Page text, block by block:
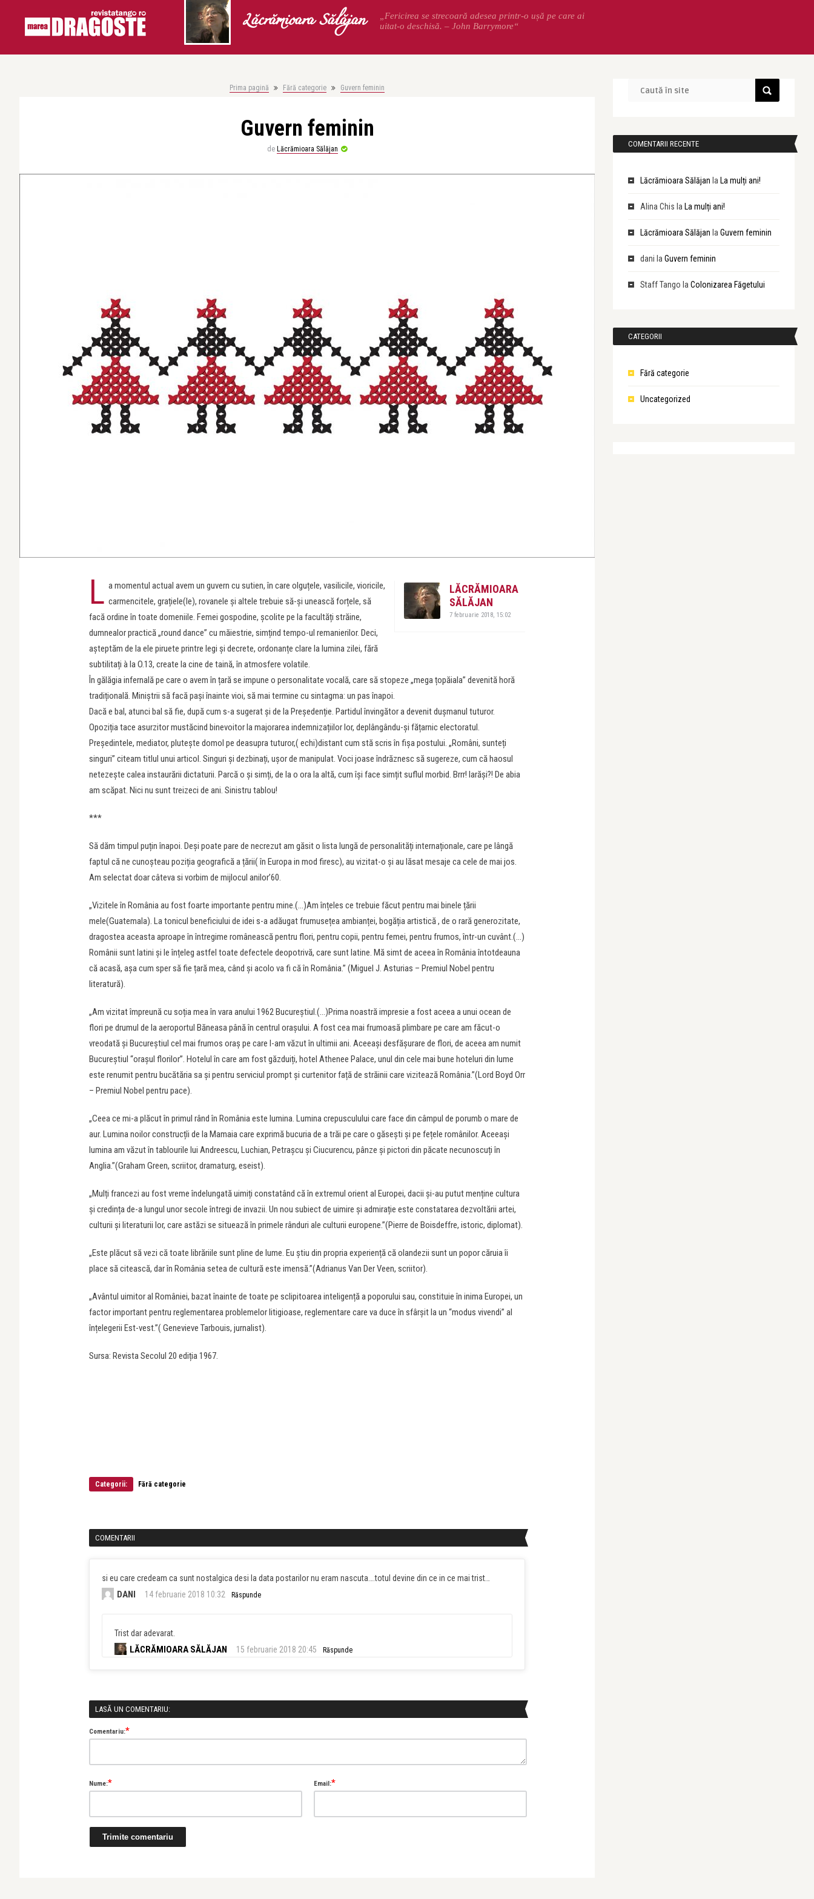
Lăcrămioara Sălăjan
„Fericirea se strecoară adesea printr-o ușă pe care ai
uitat-o deschisă. – John Barrymore“
Prima pagină Fără categorie Guvern feminin
Guvern feminin
de Lăcrămioara Sălăjan
LĂCRĂMIOARA
SĂLĂJAN
7 februarie 2018, 15:02
L a momentul actual avem un guvern cu sutien, în care olguțele, vasilicile, vioricile,
carmencitele, grațiele(le), rovanele și altele trebuie să-și unească forțele, să
facă ordine în toate domeniile. Femei gospodine, școlite pe la facultăți străine,
dumnealor practică „round dance” cu măiestrie, simțind tempo-ul remanierilor. Deci,
așteptăm de la ele piruete printre legi și decrete, ordonanțe clare la lumina zilei, fără
subtilitați à la O.13, create la cine de taină, în atmosfere volatile.
În gălăgia infernală pe care o avem în țară se impune o personalitate vocală, care să stopeze „mega țopăiala” devenită horă
tradițională. Miniștrii să facă pași înainte vioi, să mai termine cu sintagma: un pas înapoi.
Dacă e bal, atunci bal să fie, după cum s-a sugerat și de la Președenție. Partidul învingător a devenit dușmanul tuturor.
Opoziția tace asurzitor mustăcind binevoitor la majorarea indemnizațiilor lor, deplângându-și fățarnic electoratul.
Președintele, mediator, plutește domol pe deasupra tuturor,( echi)distant cum stă scris în fișa postului. „Români, sunteți
singuri” citeam titlul unui articol. Singuri și dezbinați, ușor de manipulat. Voci joase îndrăznesc să sugereze, cum că haosul
netezește calea instaurării dictaturii. Parcă o și simți, de la o ora la altă, cum își face simțit suflul morbid. Brrr! Iarăși?! De abia
am scăpat. Nici nu sunt treizeci de ani. Sinistru tablou!
***
Să dăm timpul puțin înapoi. Deși poate pare de necrezut am găsit o lista lungă de personalități internaționale, care pe lângă
faptul că ne cunoșteau poziția geografică a țării( în Europa in mod firesc), au vizitat-o și au lăsat mesaje ca cele de mai jos.
Am selectat doar câteva si vorbim de mijlocul anilor’60.
„Vizitele în România au fost foarte importante pentru mine.(…)Am înțeles ce trebuie făcut pentru mai binele țării
mele(Guatemala). La tonicul beneficiului de idei s-a adăugat frumusețea ambianței, bogăția artistică , de o rară generozitate,
dragostea aceasta aproape în întregime românească pentru flori, pentru copii, pentru femei, pentru frumos, într-un cuvânt.(…)
Românii sunt latini și le înțeleg astfel toate defectele deopotrivă, care sunt latine. Mă simt de aceea în România întotdeauna
că acasă, așa cum sper să fie țară mea, când și acolo va fi că în România.” (Miguel J. Asturias – Premiul Nobel pentru
literatură).
„Am vizitat împreună cu soția mea în vara anului 1962 Bucureștiul.(…)Prima noastră impresie a fost aceea a unui ocean de
flori pe drumul de la aeroportul Băneasa până în centrul orașului. A fost cea mai frumoasă plimbare pe care am făcut-o
vreodată și Bucureștiul cel mai frumos oraș pe care l-am văzut în ultimii ani. Aceeași desfășurare de flori, de aceea am numit
Bucureștiul “orașul florilor”. Hotelul în care am fost găzduiți, hotel Athenee Palace, unul din cele mai bune hoteluri din lume
este renumit pentru bucătăria sa și pentru serviciul prompt și curtenitor față de străinii care vizitează România.”(Lord Boyd Orr
– Premiul Nobel pentru pace).
„Ceea ce mi-a plăcut în primul rând în România este lumina. Lumina crepusculului care face din câmpul de porumb o mare de
aur. Lumina noilor construcțîi de la Mamaia care exprimă bucuria de a trăi pe care o găsești și pe fețele românilor. Aceeași
lumina am văzut în tablourile lui Andreescu, Luchian, Petrașcu și Ciucurencu, pânze și pictori din păcate necunoscuți în
Anglia.”(Graham Green, scriitor, dramaturg, eseist).
„Mulți francezi au fost vreme îndelungată uimiți constatând că în extremul orient al Europei, dacii și-au putut menține cultura
și credința de-a lungul unor secole întregi de invazii. Un nou subiect de uimire și admirație este constatarea dezvoltării artei,
culturii și literaturii lor, care astăzi se situează în primele rânduri ale culturii europene.”(Pierre de Boisdeffre, istoric, diplomat).
„Este plăcut să vezi că toate librăriile sunt pline de lume. Eu știu din propria experiență că olandezii sunt un popor căruia îi
place să citească, dar în România setea de cultură este imensă.”(Adrianus Van Der Veen, scriitor).
„Avântul uimitor al României, bazat înainte de toate pe sclipitoarea inteligență a poporului sau, constituie în inima Europei, un
factor important pentru reglementarea problemelor litigioase, reglementare care va duce în sfârșit la un “modus vivendi” al
înțelegerii Est-vest.”( Genevieve Tarbouis, jurnalist).
Sursa: Revista Secolul 20 ediția 1967.
Categorii: Fără categorie
COMENTARII
si eu care credeam ca sunt nostalgica desi la data postarilor nu eram nascuta….totul devine din ce in ce mai trist…
DANI 14 februarie 2018 10:32 Răspunde
Trist dar adevarat.
LĂCRĂMIOARA SĂLĂJAN 15 februarie 2018 20:45 Răspunde
LASĂ UN COMENTARIU:
Comentariu:*
Nume:* Email:*
COMENTARII RECENTE
Lăcrămioara Sălăjan la La mulți ani!
Alina Chis la La mulți ani!
Lăcrămioara Sălăjan la Guvern feminin
dani la Guvern feminin
Staff Tango la Colonizarea Făgetului
CATEGORII
Fără categorie
Uncategorized